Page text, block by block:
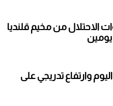
من مخيم قلنديا
وارتفاع تدريجي على